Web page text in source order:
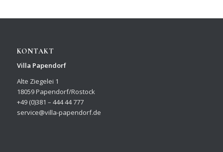
KONTAKT
Villa Papendorf
Alte Ziegelei 1
18059 Papendorf/Rostock
+49 (0)381 – 444 44 777
service@villa-papendorf.de